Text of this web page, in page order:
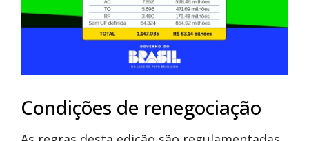
Condições de renegociação